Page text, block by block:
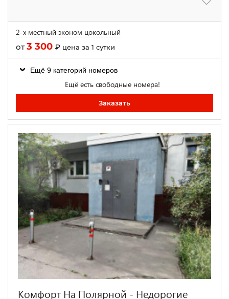
2-х местный эконом цокольный
от3 300 ₽ цена за 1 сутки
Ещё 9 категорий номеров
Ещё есть свободные номера!
Заказать
Комфорт На Полярной - Недорогие